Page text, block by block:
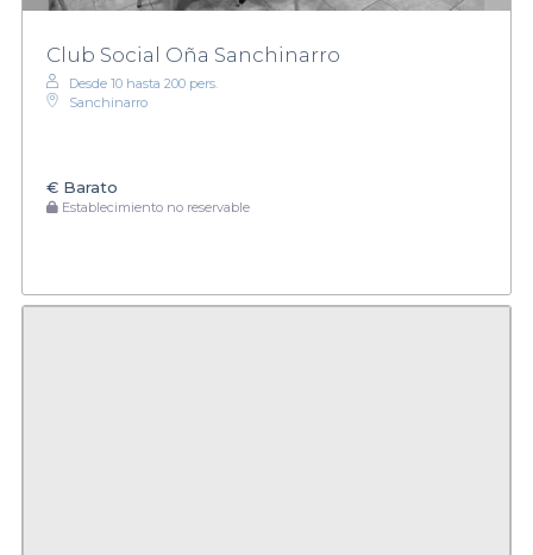
Club Social Oña Sanchinarro
Desde 10 hasta 200 pers.
Sanchinarro
€ Barato
Establecimiento no reservable